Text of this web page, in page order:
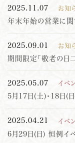
2025.11.07 お知
年末年始の営業に関
2025.09.01 お知
期間限定「敬老の日
2025.05.07 イベ
5月17日(土)・18日(
2025.04.21 イベ
6月29日(日) 恒例イ